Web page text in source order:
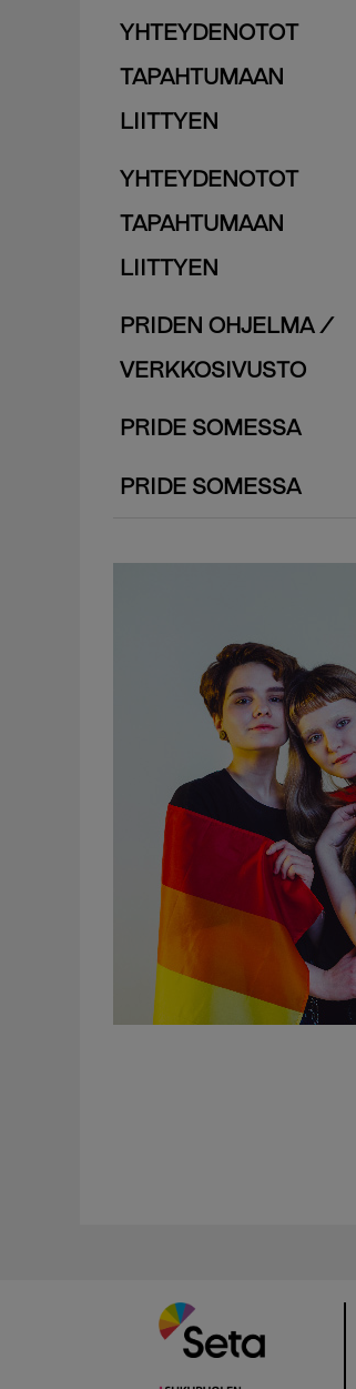
YHTEYDENOTOT
TAPAHTUMAAN
LIITTYEN
YHTEYDENOTOT
TAPAHTUMAAN
LIITTYEN
PRIDEN OHJELMA /
VERKKOSIVUSTO
PRIDE SOMESSA
PRIDE SOMESSA